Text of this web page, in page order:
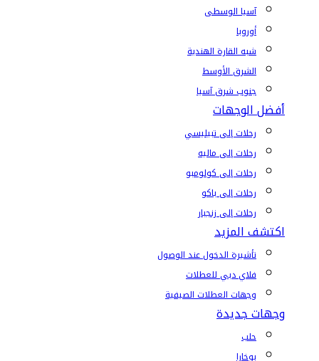
آسيا الوسطى
أوروبا
شبه القارة الهندية
الشرق الأوسط
جنوب شرق آسيا
أفضل الوجهات
رحلات إلى تبيليسي
رحلات إلى ماليه
رحلات إلى كولومبو
رحلات إلى باكو
رحلات إلى زنجبار
اكتشف المزيد
تأشيرة الدخول عند الوصول
فلاي دبي للعطلات
وجهات العطلات الصيفية
وجهات جديدة
حلب
بوخارا